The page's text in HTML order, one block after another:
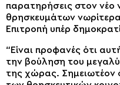
παρατηρήσεις στον νέο
θρησκευμάτων
Επιτροπή υπέρ
“Είναι προφανές ότι
την βούληση του
της χώρας. Σημειωτέον